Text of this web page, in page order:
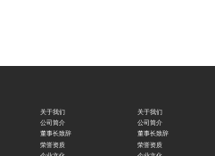
关于我们
公司简介
董事长致辞
荣誉资质
关于我们
公司简介
董事长致辞
荣誉资质